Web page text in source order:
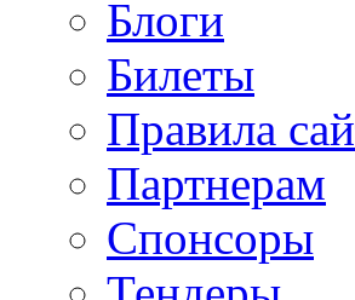
Блоги
Билеты
Правила
Партнерам
Спонсоры